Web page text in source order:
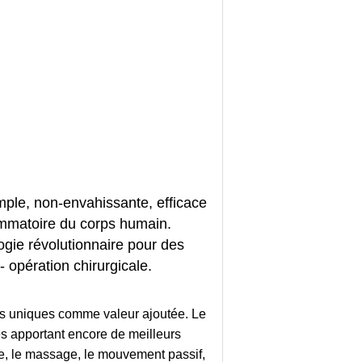
non-envahissante, efficace
du corps humain.
révolutionnaire pour des
opération chirurgicale.
uniques comme valeur ajoutée. Le
apportant encore de meilleurs
le massage, le mouvement passif,